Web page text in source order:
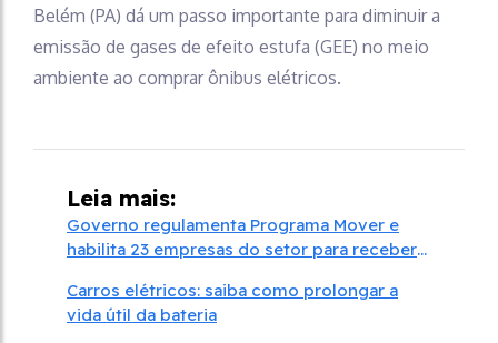
Belém (PA) dá um passo importante para diminuir a
emissão de gases de efeito estufa (GEE) no meio
ambiente ao comprar ônibus elétricos.
Leia mais:
Governo regulamenta Programa Mover e
habilita 23 empresas do setor para receber
Carros elétricos: saiba como prolongar a
vida útil da bateria